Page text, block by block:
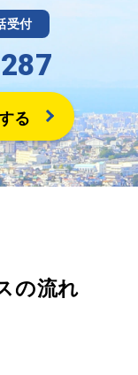
受付
る
の流れ